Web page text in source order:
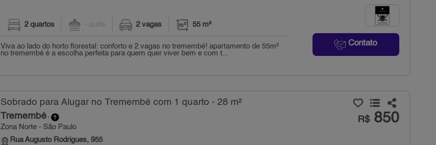
Contato
2 quartos - suíte 2 vagas 55 m²
Viva ao lado do horto florestal: conforto e 2 vagas no tremembé! apartamento de 55m²
no tremembé é a escolha perfeita para quem quer viver bem e com t...
Sobrado para Alugar no Tremembé com 1 quarto - 28 m²
Tremembé-
Zona Norte - São Paulo
Rua Augusto Rodrigues, 955
R$850